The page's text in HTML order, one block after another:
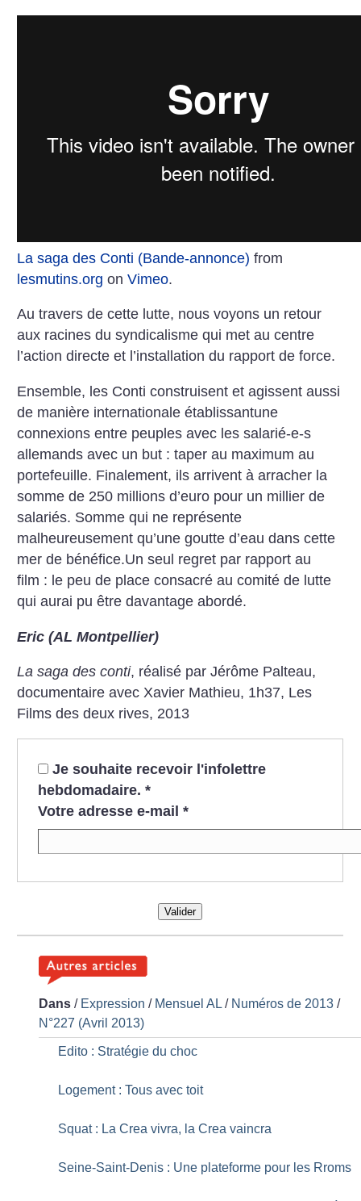
La saga des Conti (Bande-annonce) from
lesmutins.org onVimeo.
Au travers de cette lutte, nous voyons un retour
aux racines du syndicalisme qui met au centre
l’action directe et l’installation du rapport de force.
Ensemble, les Conti construisent et agissent aussi
de manière internationale établissantune
connexions entre peuples avec les salarié-e-s
allemands avec un but : taper au maximum au
portefeuille. Finalement, ils arrivent à arracher la
somme de 250 millions d’euro pour un millier de
salariés. Somme qui ne représente
malheureusement qu’une goutte d’eau dans cette
mer de bénéfice.Un seul regret par rapport au
film : le peu de place consacré au comité de lutte
qui aurai pu être davantage abordé.
Eric (AL Montpellier)
La saga des conti, réalisé par Jérôme Palteau,
documentaire avec Xavier Mathieu, 1h37, Les
Films des deux rives, 2013
Je souhaite recevoir l'infolettre
hebdomadaire. *
Votre adresse e-mail *
Valider
Dans / Expression / Mensuel AL / Numéros de 2013 /
N°227 (Avril 2013)
Edito : Stratégie du choc
Logement : Tous avec toit
Squat : La Crea vivra, la Crea vaincra
Seine-Saint-Denis : Une plateforme pour les Rroms